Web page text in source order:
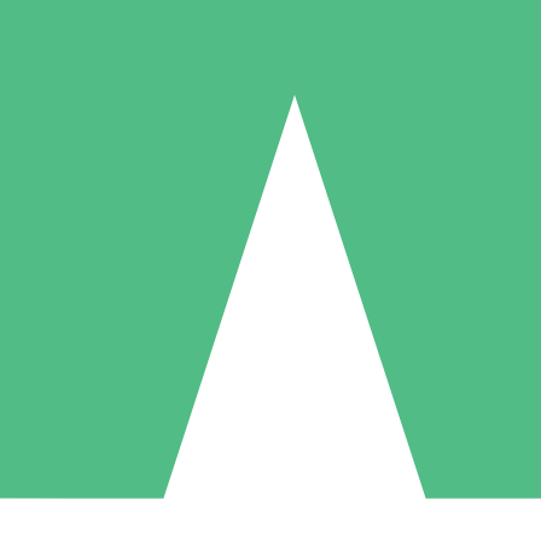
Individuelle Credit-Pakete
nach Bedarf mit Download-Credits. Keine monatliche Verpflichtung